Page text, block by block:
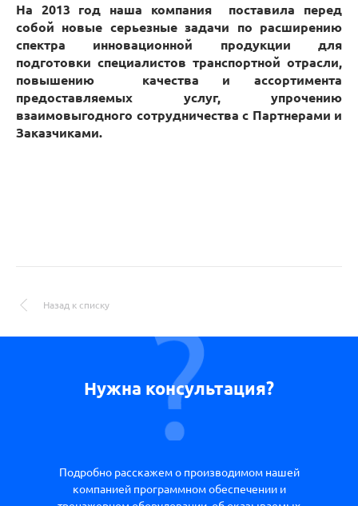
На 2013 год наша компания поставила перед
собой новые серьезные задачи по расширению
спектра инновационной продукции для
подготовки специалистов транспортной отрасли,
повышению качества и ассортимента
предоставляемых услуг, упрочению
взаимовыгодного сотрудничества с Партнерами и
Заказчиками.
Назад к списку
Нужна консультация?
Подробно расскажем о производимом нашей
компанией программном обеспечении и